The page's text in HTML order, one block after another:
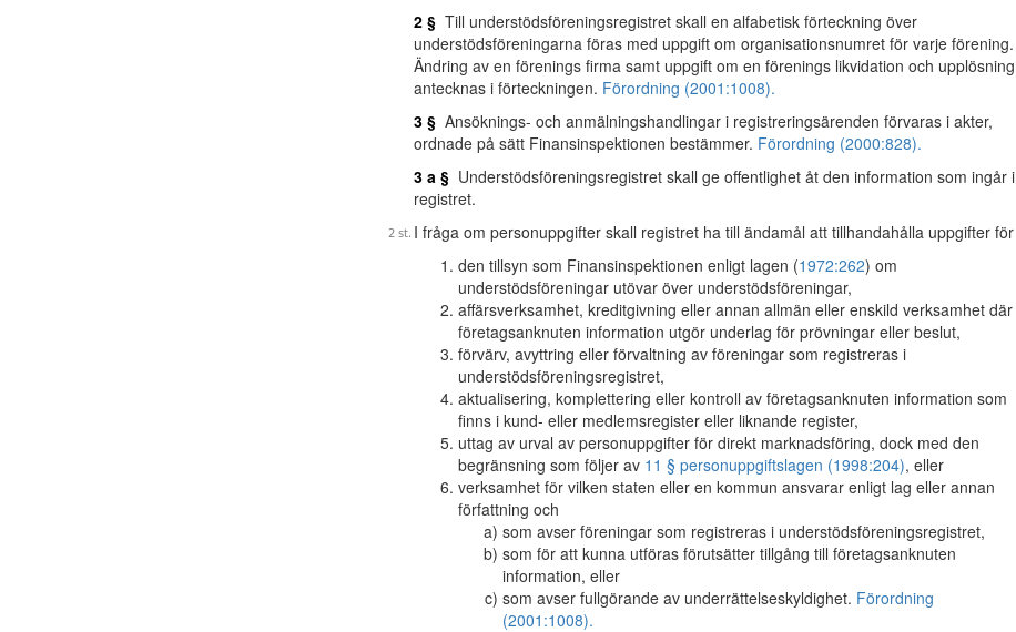
2 § Till understödsföreningsregistret skall en alfabetisk förteckning över
understödsföreningarna föras med uppgift om organisationsnumret för varje förening.
Ändring av en förenings firma samt uppgift om en förenings likvidation och upplösning
antecknas i förteckningen. Förordning (2001:1008).
3 § Ansöknings- och anmälningshandlingar i registreringsärenden förvaras i akter,
ordnade på sätt Finansinspektionen bestämmer. Förordning (2000:828).
3 a § Understödsföreningsregistret skall ge offentlighet åt den information som ingår i
registret.
I fråga om personuppgifter skall registret ha till ändamål att tillhandahålla uppgifter för
den tillsyn som Finansinspektionen enligt lagen (1972:262) om
understödsföreningar utövar över understödsföreningar,
affärsverksamhet, kreditgivning eller annan allmän eller enskild verksamhet där
företagsanknuten information utgör underlag för prövningar eller beslut,
förvärv, avyttring eller förvaltning av föreningar som registreras i
understödsföreningsregistret,
aktualisering, komplettering eller kontroll av företagsanknuten information som
finns i kund- eller medlemsregister eller liknande register,
uttag av urval av personuppgifter för direkt marknadsföring, dock med den
begränsning som följer av 11 § personuppgiftslagen (1998:204), eller
verksamhet för vilken staten eller en kommun ansvarar enligt lag eller annan
författning och
som avser föreningar som registreras i understödsföreningsregistret,
som för att kunna utföras förutsätter tillgång till företagsanknuten
information, eller
som avser fullgörande av underrättelseskyldighet. Förordning
(2001:1008).